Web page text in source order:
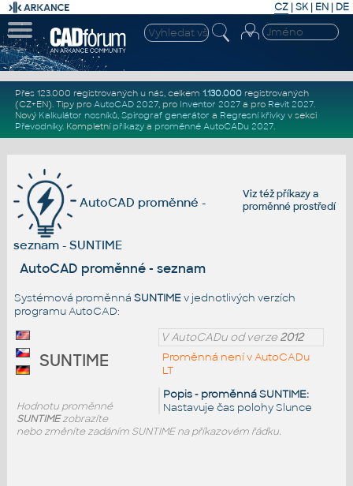
CZ | SK| EN | DE
Přes 123.000 registrovaných u nás, celkem 1.130.000registrovaných
(CZ+EN). Tipy pro AutoCAD 2027, pro Inventor 2027a pro Revit 2027.
Nový Kalkulátor nosníků, Spirograf generátor a Regresní křivkyv sekci
Převodníky. Kompletní příkazya proměnné AutoCADu 2027.
Viz téžpříkazya
proměnné prostředí
AutoCAD proměnné -
seznam - SUNTIME
AutoCAD proměnné - seznam
Systémová proměnná SUNTIMEv jednotlivých verzích
programu AutoCAD:
V AutoCADu od verze2012
Proměnná není v AutoCADu
LT
Popis - proměnná SUNTIME:
Nastavuje čas polohy Slunce
SUNTIME
Hodnotu proměnné
SUNTIMEzobrazíte
nebo změníte zadáním SUNTIME na příkazovém řádku.